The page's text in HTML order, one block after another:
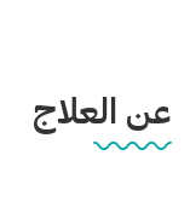
عن العلاج